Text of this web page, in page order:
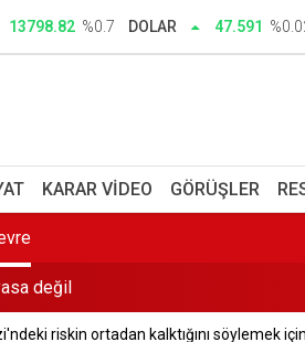
13798.82 %0.7 DOLAR 47.591
KARAR VIDEO GÖRÜŞLER
olabilir
Hedef Holding sahibi kim? Namık
değil
riskin ortadan kalktığını söylemek